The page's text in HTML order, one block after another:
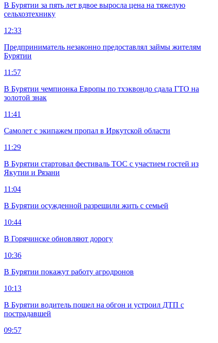
В Бурятии за пять лет вдвое выросла цена на тяжелую
сельхозтехнику
12:33
Предприниматель незаконно предоставлял займы жителям
Бурятии
11:57
В Бурятии чемпионка Европы по тхэквондо сдала ГТО на
золотой знак
11:41
Самолет с экипажем пропал в Иркутской области
11:29
В Бурятии стартовал фестиваль ТОС с участием гостей из
Якутии и Рязани
11:04
В Бурятии осужденной разрешили жить с семьей
10:44
В Горячинске обновляют дорогу
10:36
В Бурятии покажут работу агродронов
10:13
В Бурятии водитель пошел на обгон и устроил ДТП с
пострадавшей
09:57